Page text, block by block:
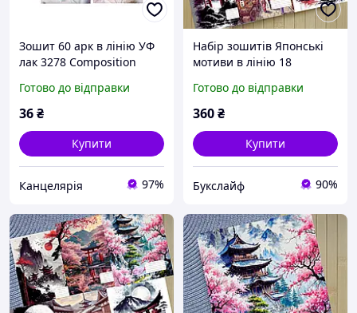
Зошит 60 арк в лінію УФ
лак 3278 Composition
Готово до відправки
36₴
Купити
Канцелярiя 97%
Набір зошитів Японські
мотиви в лінію 18
Готово до відправки
360₴
Купити
Букслайф 90%